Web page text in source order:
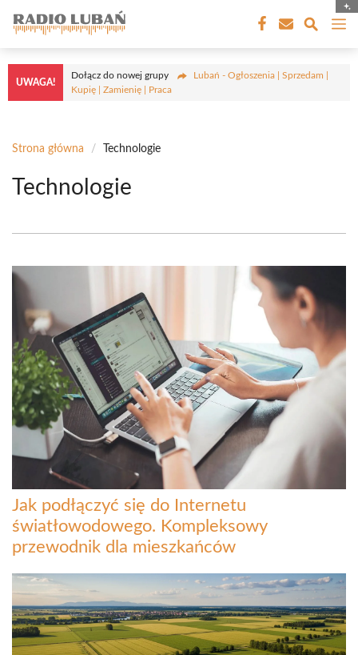
treści
UWAGA!
Dołącz do nowej grupy
Lubań - Ogłoszenia | Sprzedam |
Kupię | Zamienię | Praca
Strona główna / Technologie
Technologie
Jak podłączyć się do Internetu
światłowodowego. Kompleksowy
przewodnik dla mieszkańców